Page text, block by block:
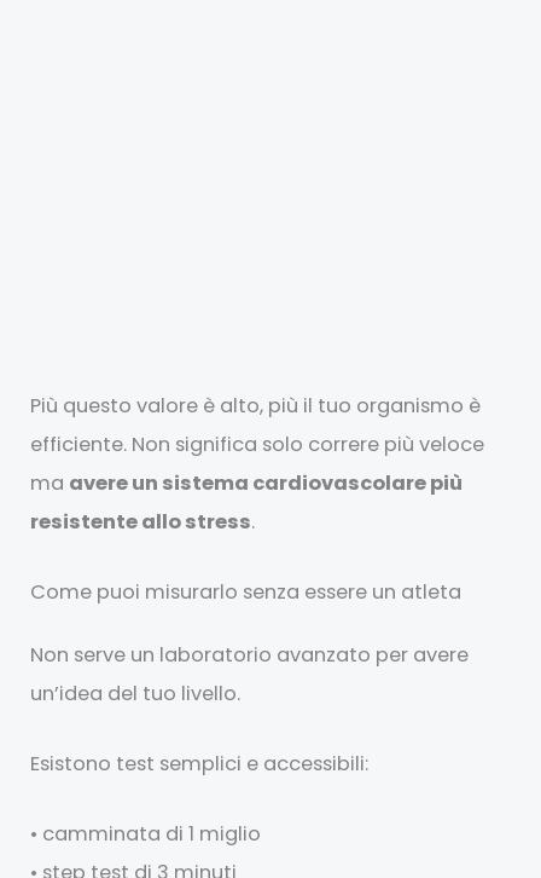
Più questo valore è alto, più il tuo organismo è
efficiente. Non significa solo correre più veloce
ma avere un sistema cardiovascolare più
resistente allo stress.
Come puoi misurarlo senza essere un atleta
Non serve un laboratorio avanzato per avere
un’idea del tuo livello.
Esistono test semplici e accessibili:
• camminata di 1 miglio